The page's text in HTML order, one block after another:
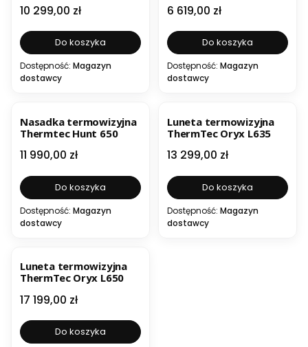
WILD 650L
Cena
10 299,00 zł
Do koszyka
Dostępność: Magazyn
dostawcy
Cena
6 619,00 zł
Do koszyka
Dostępność: Magazyn
dostawcy
Nasadka termowizyjna
Thermtec Hunt 650
Cena
11 990,00 zł
Do koszyka
Dostępność: Magazyn
dostawcy
Luneta termowizyjna
ThermTec Oryx L635
Cena
13 299,00 zł
Do koszyka
Dostępność: Magazyn
dostawcy
Luneta termowizyjna
ThermTec Oryx L650
Cena
17 199,00 zł
Do koszyka